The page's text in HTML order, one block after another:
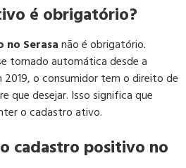
é obrigatório?
Serasanão é obrigatório.
tornado automática desde a
2019, o consumidor tem o direito de
que desejar. Isso significa que
o cadastro ativo.
cadastro positivo no